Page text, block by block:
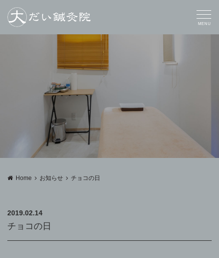
MENU
Home お知らせ チョコの日
2019.02.14
チョコの日